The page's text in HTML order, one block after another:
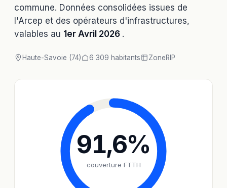
commune. Données consolidées issues de
l'Arcep et des opérateurs d'infrastructures,
valables au 1er Avril 2026 .
Haute-Savoie (74) 6 309 habitants ZoneRIP
91,6%
couverture FTTH